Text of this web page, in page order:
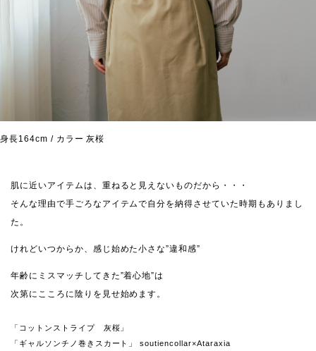
身長164cm / カラー 灰桜
肌に近いアイテムは、重ねると見えないものだから・・・
そんな理由で手ごろなアイテムで自分を納得させていた時期もありまし
た。
けれどいつからか、感じ始めた小さな”違和感”
年齢にミスマッチしてきた”着心地”は
次第にこころに陰りを見せ始めます。
「コットンストライプ 灰桜」
「ギャルソンチノ巻きスカート」 soutiencollar×Ataraxia